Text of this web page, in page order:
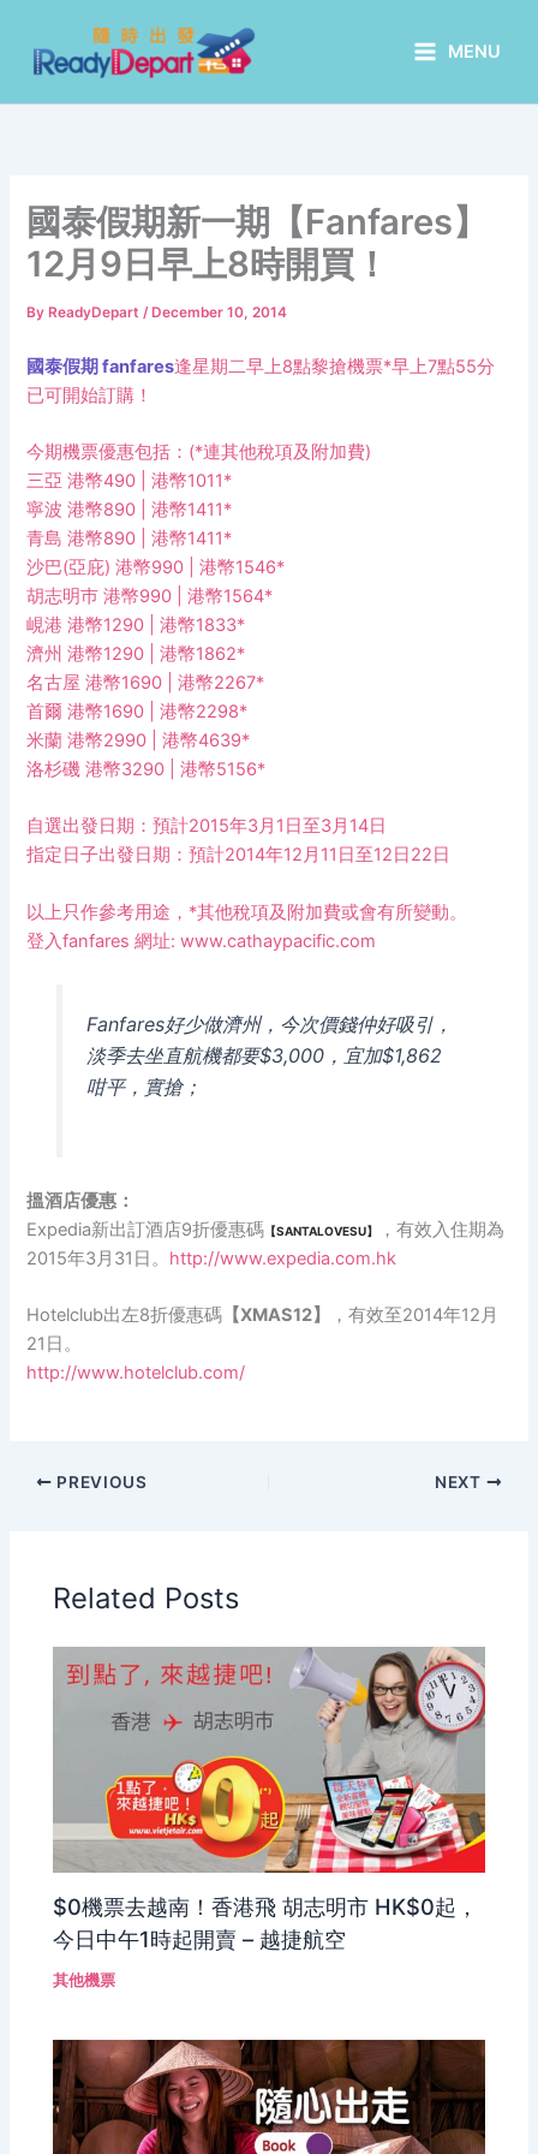
content
MENU
國泰假期新一期【Fanfares】
12月9日早上8時開買！
By ReadyDepart/ December 10, 2014
國泰假期 fanfares逢星期二早上8點黎搶機票*早上7點55分
已可開始訂購！
今期機票優惠包括：(*連其他稅項及附加費)
三亞 港幣490 | 港幣1011*
寧波 港幣890 | 港幣1411*
青島 港幣890 | 港幣1411*
沙巴(亞庇) 港幣990 | 港幣1546*
胡志明巿 港幣990 | 港幣1564*
峴港 港幣1290 | 港幣1833*
濟州 港幣1290 | 港幣1862*
名古屋 港幣1690 | 港幣2267*
首爾 港幣1690 | 港幣2298*
米蘭 港幣2990 | 港幣4639*
洛杉磯 港幣3290 | 港幣5156*
自選出發日期：預計2015年3月1日至3月14日
指定日子出發日期：預計2014年12月11日至12日22日
以上只作參考用途，*其他稅項及附加費或會有所變動。
登入fanfares 網址:www.cathaypacific.com
Fanfares好少做濟州，今次價錢仲好吸引，
淡季去坐直航機都要$3,000，宜加$1,862
咁平，實搶；
搵酒店優惠：
Expedia新出訂酒店9折優惠碼 【SANTALOVESU】
，有效入住期為
2015年3月31日。 http://www.expedia.com.hk
Hotelclub出左8折優惠碼 【XMAS12】
，有效至2014年12月
21日。
http://www.hotelclub.com/
PREVIOUS NEXT
Related Posts
$0機票去越南！香港飛 胡志明市 HK$0起，
今日中午1時起開賣 – 越捷航空
其他機票